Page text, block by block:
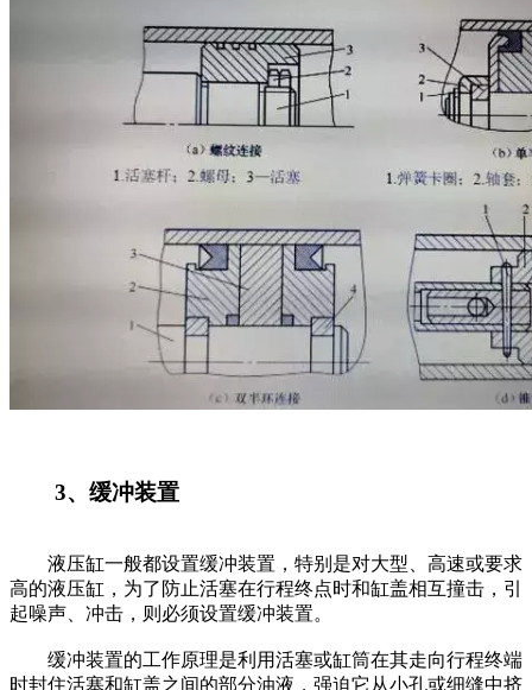
3、缓冲装置
液压缸一般都设置缓冲装置，特别是对大型、高速或要求
高的液压缸，为了防止活塞在行程终点时和缸盖相互撞击，引
起噪声、冲击，则必须设置缓冲装置。
缓冲装置的工作原理是利用活塞或缸筒在其走向行程终端
时封住活塞和缸盖之间的部分油液，强迫它从小孔或细缝中挤